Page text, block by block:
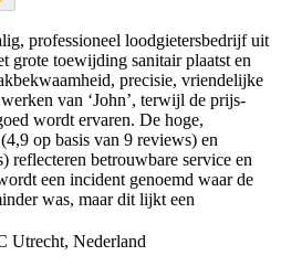
professioneel loodgietersbedrijf uit
grote toewijding sanitair plaatst en
precisie, vriendelijke
van ‘John’, terwijl de prijs-
wordt ervaren. De hoge,
op basis van 9 reviews) en
reflecteren betrouwbare service en
een incident genoemd waar de
was, maar dit lijkt een
Utrecht, Nederland